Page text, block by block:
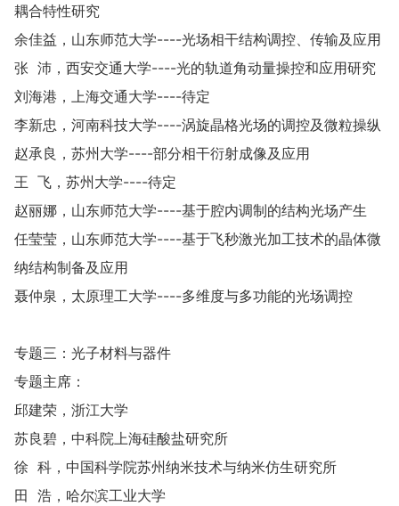
耦合特性研究
余佳益，山东师范大学----光场相干结构调控、传输及应用
张 沛，西安交通大学----光的轨道角动量操控和应用研究
刘海港，上海交通大学----待定
李新忠，河南科技大学----涡旋晶格光场的调控及微粒操纵
赵承良，苏州大学----部分相干衍射成像及应用
王 飞，苏州大学----待定
赵丽娜，山东师范大学----基于腔内调制的结构光场产生
任莹莹，山东师范大学----基于飞秒激光加工技术的晶体微
纳结构制备及应用
聂仲泉，太原理工大学----多维度与多功能的光场调控
专题三：光子材料与器件
专题主席：
邱建荣，浙江大学
苏良碧，中科院上海硅酸盐研究所
徐 科，中国科学院苏州纳米技术与纳米仿生研究所
田 浩，哈尔滨工业大学